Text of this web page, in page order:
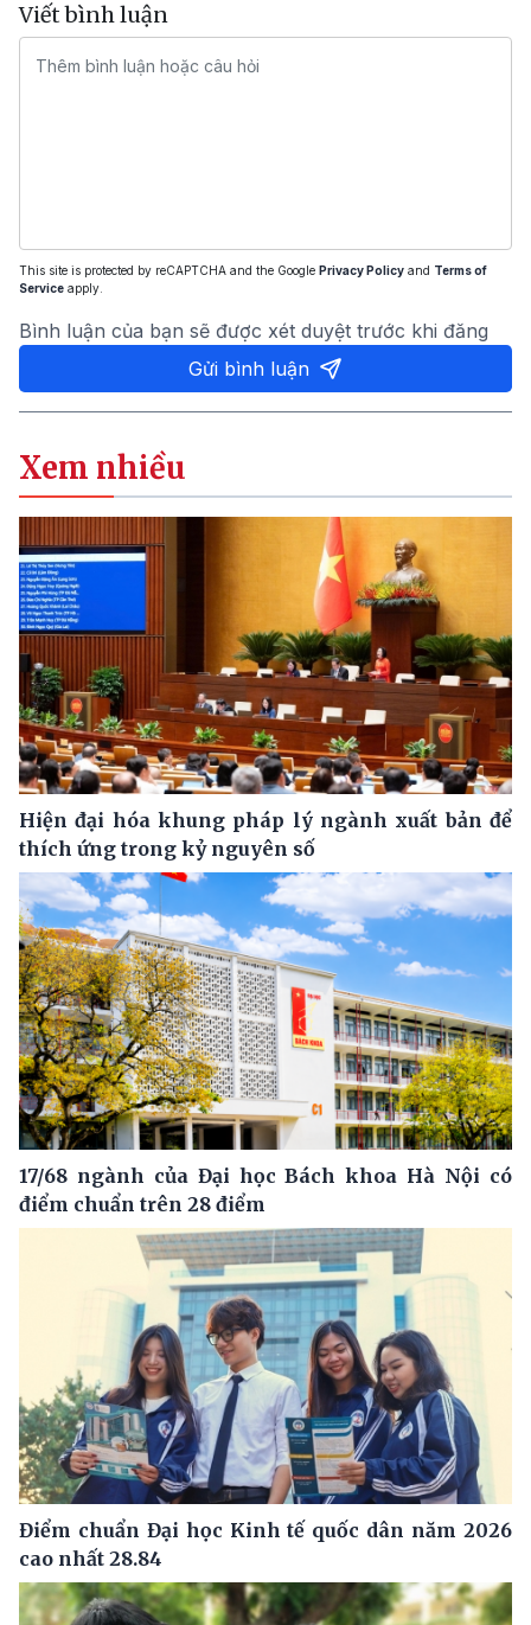
Viết bình luận
This site is protected by reCAPTCHA and the Google Privacy Policy and Terms of
Service apply.
Bình luận của bạn sẽ được xét duyệt trước khi đăng
Gửi bình luận
Xem nhiều
Hiện đại hóa khung pháp lý ngành xuất bản để
thích ứng trong kỷ nguyên số
17/68 ngành của Đại học Bách khoa Hà Nội có
điểm chuẩn trên 28 điểm
Điểm chuẩn Đại học Kinh tế quốc dân năm 2026
cao nhất 28.84